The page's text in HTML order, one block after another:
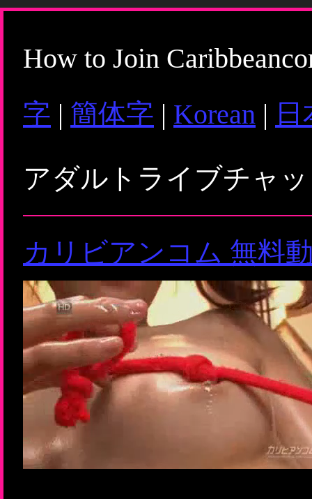
How to Join
字 | 簡体字 | Korean |
アダルトライブチャ
カリビアンコム 無料